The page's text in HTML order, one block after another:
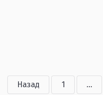
Назад 1 ...